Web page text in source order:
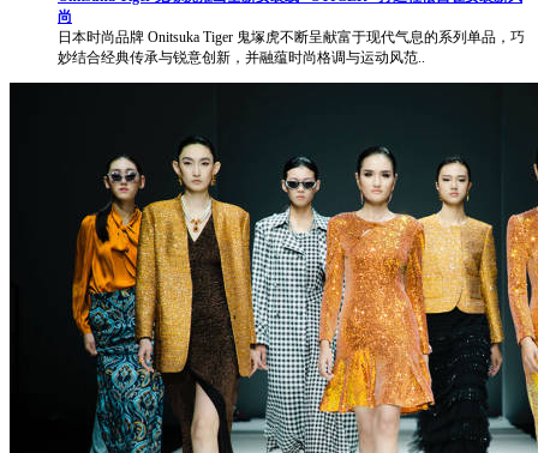
尚
日本时尚品牌 Onitsuka Tiger 鬼塚虎不断呈献富于现代气息的系列单品，巧
妙结合经典传承与锐意创新，并融蕴时尚格调与运动风范..